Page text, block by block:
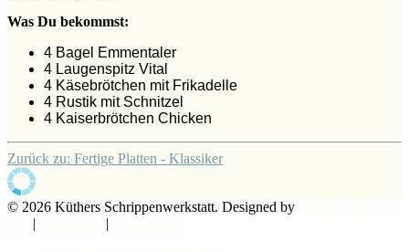
Was Du bekommst:
4 Bagel Emmentaler
4 Laugenspitz Vital
4 Käsebrötchen mit Frikadelle
4 Rustik mit Schnitzel
4 Kaiserbrötchen Chicken
Zurück zu: Fertige Platten - Klassiker
© 2026 Küthers Schrippenwerkstatt. Designed by
| |